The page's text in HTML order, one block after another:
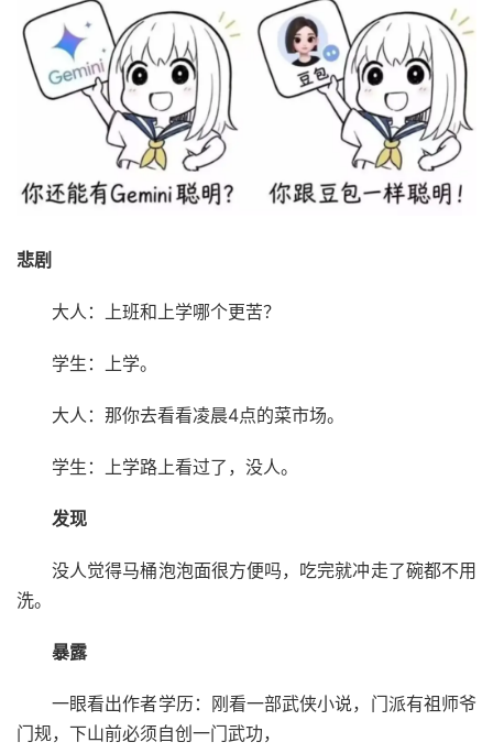
悲剧
大人：上班和上学哪个更苦？
学生：上学。
大人：那你去看看凌晨4点的菜市场。
学生：上学路上看过了，没人。
发现
没人觉得马桶泡泡面很方便吗，吃完就冲走了碗都不用
洗。
暴露
一眼看出作者学历：刚看一部武侠小说，门派有祖师爷
门规，下山前必须自创一门武功，